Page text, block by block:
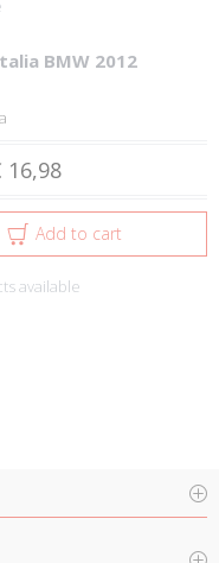
BMW 2012
16,98
Add to cart
available